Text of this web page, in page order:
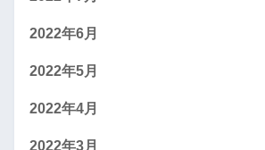
2022年6月
2022年5月
2022年4月
2022年3月